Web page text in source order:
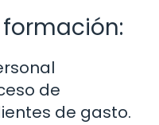
de
de gasto.